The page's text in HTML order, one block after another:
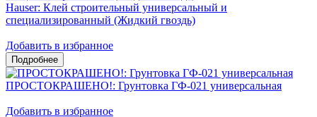
Hauser: Клей строительный универсальный и
специализированный (Жидкий гвоздь)
Добавить в избранное
ПРОСТОКРАШЕНО!: Грунтовка ГФ-021 универсальная
Добавить в избранное